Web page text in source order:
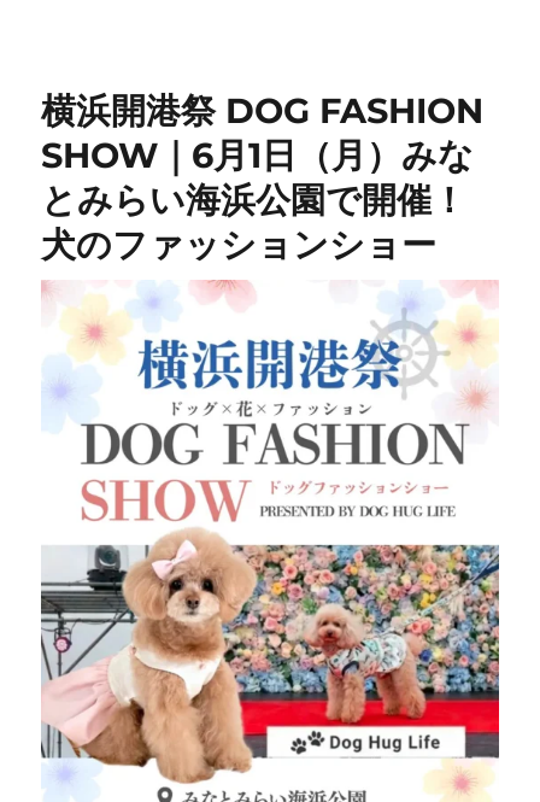
横浜開港祭 DOG FASHION
SHOW｜6月1日（月）みな
とみらい海浜公園で開催！
犬のファッションショー